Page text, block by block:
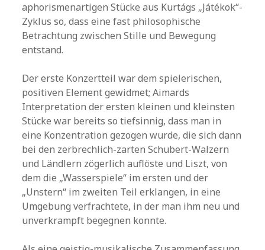
aphorismenartigen Stücke aus Kurtágs „Játékok“-
Zyklus so, dass eine fast philosophische
Betrachtung zwischen Stille und Bewegung
entstand.
Der erste Konzertteil war dem spielerischen,
positiven Element gewidmet; Aimards
Interpretation der ersten kleinen und kleinsten
Stücke war bereits so tiefsinnig, dass man in
eine Konzentration gezogen wurde, die sich dann
bei den zerbrechlich-zarten Schubert-Walzern
und Ländlern zögerlich auflöste und Liszt, von
dem die „Wasserspiele“ im ersten und der
„Unstern“ im zweiten Teil erklangen, in eine
Umgebung verfrachtete, in der man ihm neu und
unverkrampft begegnen konnte.